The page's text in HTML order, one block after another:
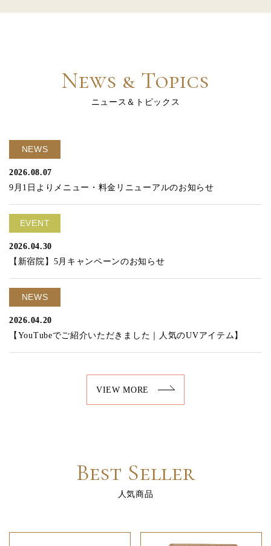
News & Topics
ニュース＆トピックス
NEWS
2026.08.07
9月1日よりメニュー・料金リニューアルのお知らせ
EVENT
2026.04.30
【新宿院】5月キャンペーンのお知らせ
NEWS
2026.04.20
【YouTubeでご紹介いただきました｜人気のUVアイテム】
VIEW MORE
Best Seller
人気商品